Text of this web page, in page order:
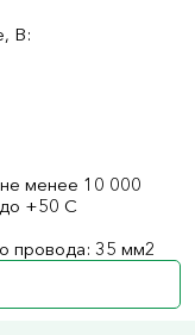
B:
не менее 10 000
+50 С
провода: 35 мм2